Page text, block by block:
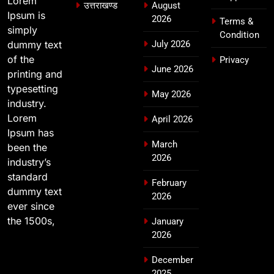
उत्तराखण्ड
Ipsum is
simply
dummy text
of the
printing and
typesetting
industry.
Lorem
Ipsum has
been the
industry’s
standard
dummy text
ever since
the 1500s,
उत्तराखण्ड
August
2026
July 2026
June 2026
May 2026
April 2026
March
2026
February
2026
January
2026
December
Terms &
Condition
Privacy